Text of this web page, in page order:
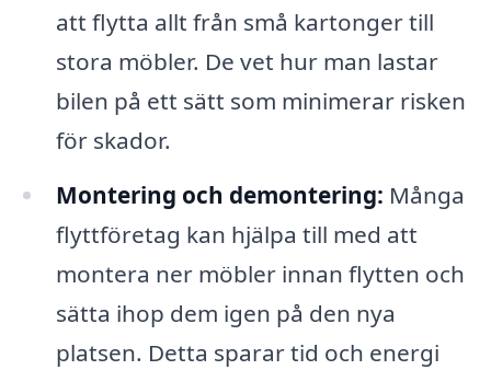
att flytta allt från små kartonger till
stora möbler. De vet hur man lastar
bilen på ett sätt som minimerar risken
för skador.
Montering och demontering: Många
flyttföretag kan hjälpa till med att
montera ner möbler innan flytten och
sätta ihop dem igen på den nya
platsen. Detta sparar tid och energi